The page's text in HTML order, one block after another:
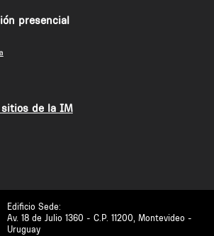
presencial
de la IM
Edificio Sede:
Av. 18 de Julio 1360 - C.P. 11200, Montevideo -
Uruguay